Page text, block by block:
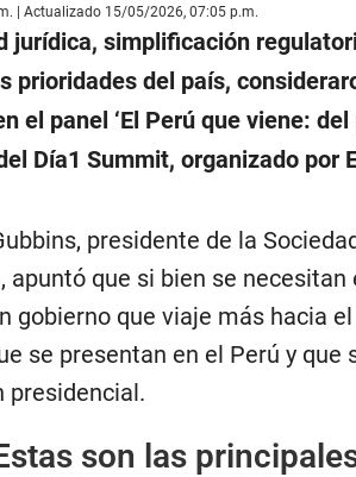
| Actualizado 15/05/2026, 07:05 p.m.
jurídica, simplificación
prioridades del país,
el panel ‘El Perú que viene:
Día1 Summit, organizado por
presidente de la
apuntó que si bien se
gobierno que viaje más hacia
se presentan en el Perú y
presidencial.
son las